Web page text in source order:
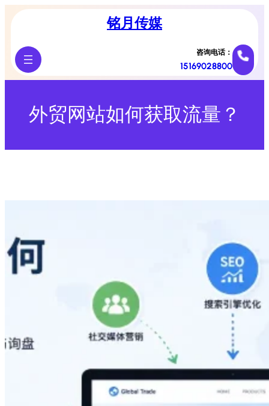
至
铭月传媒
咨询电话：
15169028800
外贸网站如何获取流量？